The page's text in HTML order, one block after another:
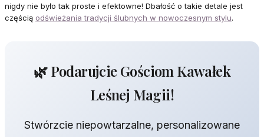
nigdy nie było tak proste i efektowne! Dbałość o takie detale jest
częścią odświeżania tradycji ślubnych w nowoczesnym stylu.
🌿 Podarujcie Gościom Kawałek
Leśnej Magii!
Stwórzcie niepowtarzalne, personalizowane